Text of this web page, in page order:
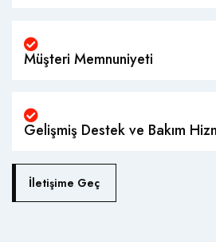
Müşteri Memnuniyeti
Gelişmiş Destek ve Bakım
İletişime Geç